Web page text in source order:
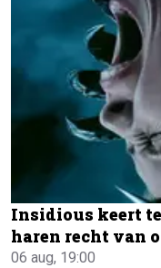
Insidious keert
haren recht van
06 aug, 19:00